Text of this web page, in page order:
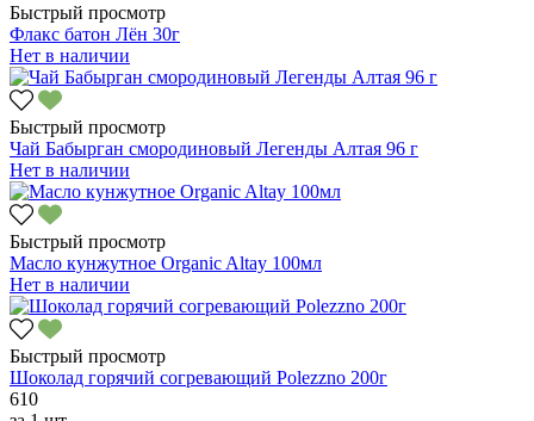
Быстрый просмотр
Флакс батон Лён 30г
Нет в наличии
Быстрый просмотр
Чай Бабырган смородиновый Легенды Алтая 96 г
Нет в наличии
Быстрый просмотр
Масло кунжутное Organic Altay 100мл
Нет в наличии
Быстрый просмотр
Шоколад горячий согревающий Polezzno 200г
610